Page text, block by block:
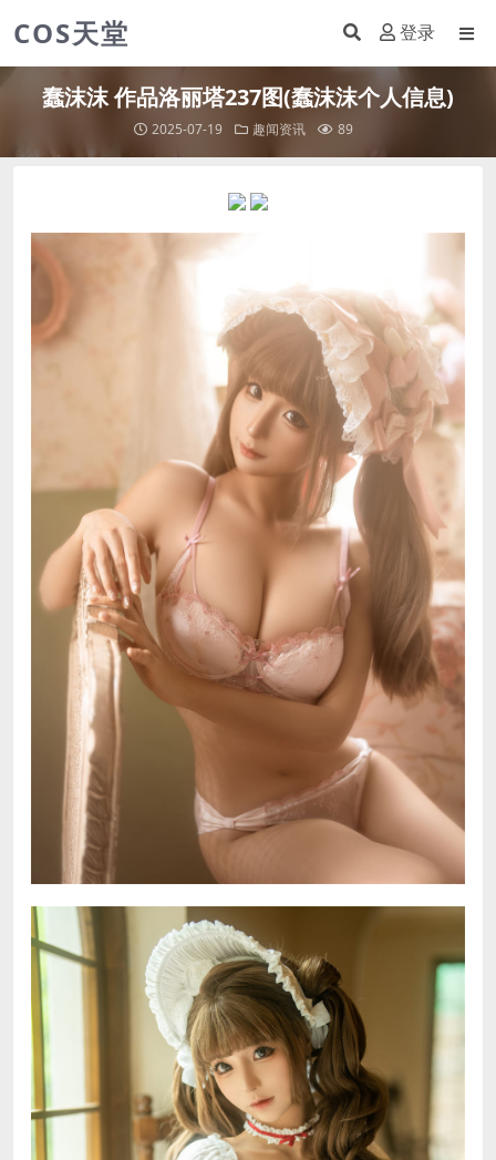
COS天堂 登录
蠢沫沫 作品洛丽塔237图(蠢沫沫个人信息)
2025-07-19 趣闻资讯 89